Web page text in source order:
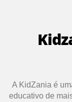
A KidZania é
educativo de